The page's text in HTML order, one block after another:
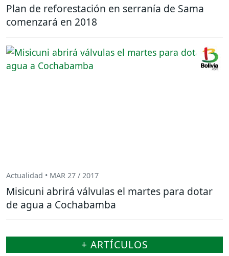
Plan de reforestación en serranía de Sama
comenzará en 2018
Actualidad • MAR 27 / 2017
Misicuni abrirá válvulas el martes para dotar
de agua a Cochabamba
+ ARTÍCULOS